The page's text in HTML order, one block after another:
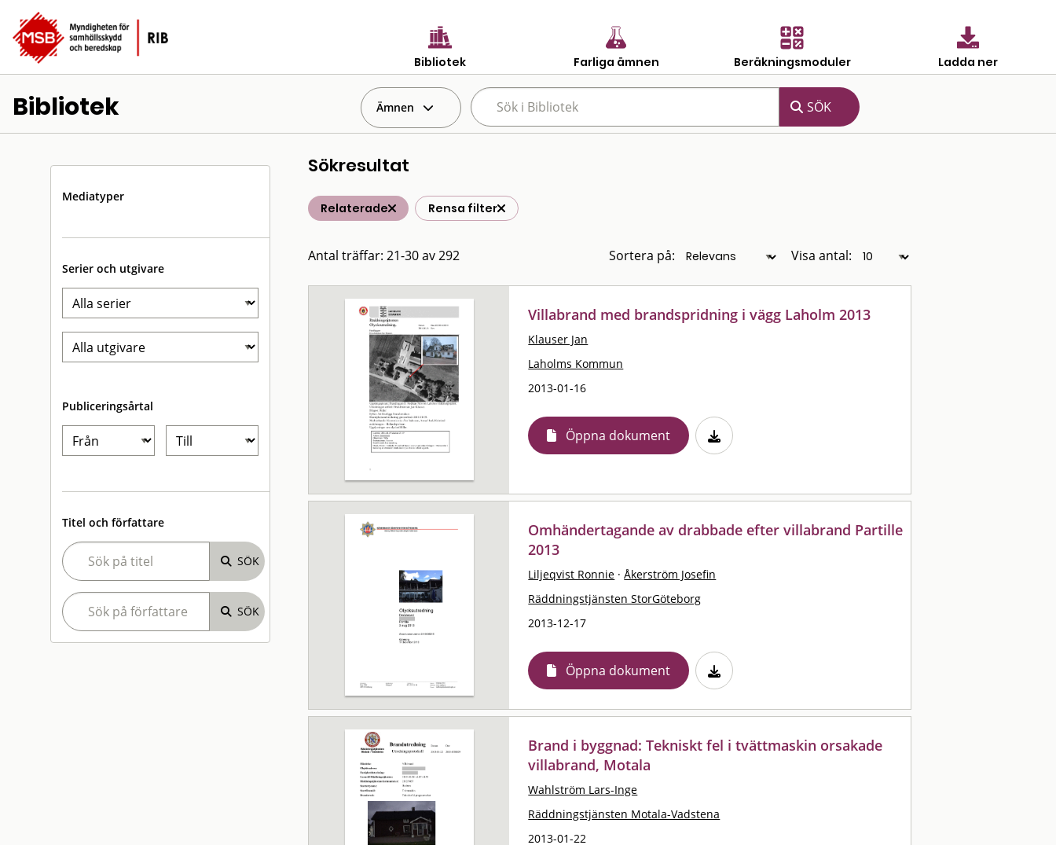
Bibliotek Farliga ämnen Beräkningsmoduler Ladda ner
Bibliotek Ämnen
Mediatyper
Serier och utgivare
Publiceringsårtal
Titel och författare
Sökresultat
Relaterade Rensa filter
Antal träffar: 21-30 av 292 Sortera på: Visa antal:
Villabrand med brandspridning i vägg Laholm 2013
Klauser Jan
Laholms Kommun
2013-01-16
Öppna dokument
Omhändertagande av drabbade efter villabrand Partille
2013
Liljeqvist Ronnie · Åkerström Josefin
Räddningstjänsten StorGöteborg
2013-12-17
Öppna dokument
Brand i byggnad: Tekniskt fel i tvättmaskin orsakade
villabrand, Motala
Wahlström Lars-Inge
Räddningstjänsten Motala-Vadstena
2013-01-22